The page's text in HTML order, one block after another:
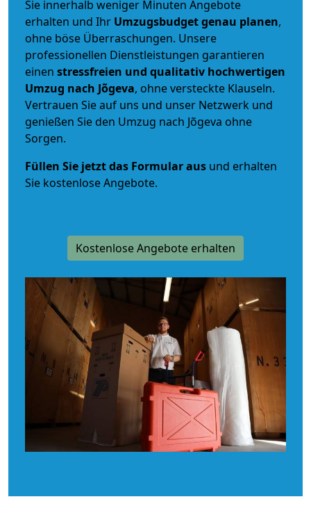
Sie innerhalb weniger Minuten Angebote
erhalten und Ihr Umzugsbudgetgenau planen,
ohne böse Überraschungen. Unsere
professionellen Dienstleistungen garantieren
einen stressfreien und qualitativ hochwertigen
Umzug nach Jõgeva, ohne versteckte Klauseln.
Vertrauen Sie auf uns und unser Netzwerk und
genießen Sie den Umzug nach Jõgeva ohne
Sorgen.
Füllen Sie jetzt das Formular aus und erhalten
Sie kostenlose Angebote.
Kostenlose Angebote erhalten